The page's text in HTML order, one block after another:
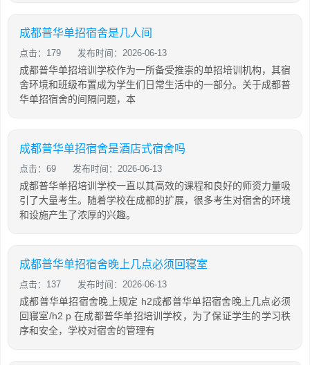
成都普华单招宿舍是几人间
点击：179 发布时间：2026-06-13
成都普华单招培训学校作为一所备受推崇的单招培训机构，其宿
舍环境和班级布置成为学生们日常生活中的一部分。关于成都普
华单招宿舍的间隔问题，本
成都普华单招宿舍是酒店式宿舍吗
点击：69 发布时间：2026-06-13
成都普华单招培训学校一直以其高效的课程和良好的师资力量吸
引了大量考生。随着学校在成都的扩展，很多考生对宿舍的环境
和设施产生了浓厚的兴趣。
成都普华单招宿舍晚上几点必须回寝室
点击：137 发布时间：2026-06-13
成都普华单招宿舍晚上规定 h2成都普华单招宿舍晚上几点必须
回寝室/h2 p 在成都普华单招培训学校，为了保证学生的学习秩
序和安全，学校对宿舍的管理有